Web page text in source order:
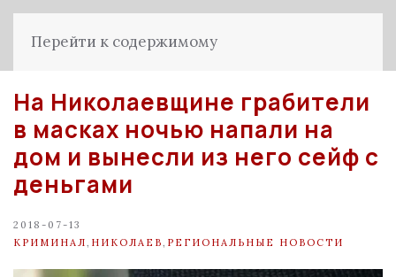
Перейти к содержимому
На Николаевщине грабители
в масках ночью напали на
дом и вынесли из него сейф с
деньгами
2018-07-13
КРИМИНАЛ НИКОЛАЕВ РЕГИОНАЛЬНЫЕ НОВОСТИ